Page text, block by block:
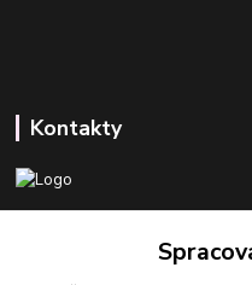
Kontakty